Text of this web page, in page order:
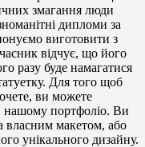
змагання люди
дипломи за
виготовити з
відчує, що його
разу буде намагатися
Для того щоб
ви можете
нашому портфоліо. Ви
власним макетом, або
унікального дизайну.